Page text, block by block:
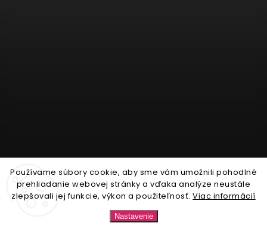
Používame súbory cookie, aby sme vám umožnili pohodlné
prehliadanie webovej stránky a vďaka analýze neustále
zlepšovali jej funkcie, výkon a použiteľnosť.Viac informácií
Nastavenie
Sledovať na Instagrame
Nonari.sk. Všetky práva vyhradené.